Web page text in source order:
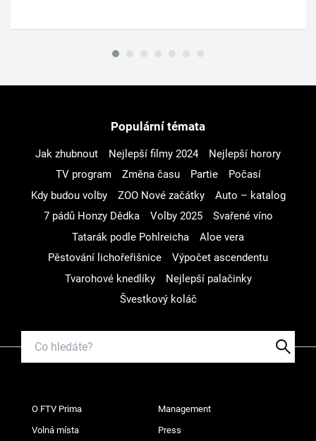
Populární témata
Jak zhubnout Nejlepší filmy 2024
Nejlepší horory
TV program
Změna času Partie
Počasí
Kdy budou volby
ZOO Nové začátky
Auto – katalog
7 pádů Honzy Dědka
Volby 2025
Svařené víno
Tatarák podle Pohlreicha
Aloe vera
Pěstování lichořeřišnice
Výpočet ascendentu
Tvarohové knedlíky
Nejlepší palačinky
Švestkový koláč
O FTV Prima Management
Volná místa Press